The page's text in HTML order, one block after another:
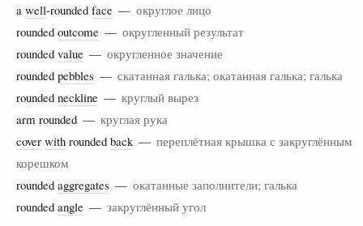
a well-rounded face — округлое лицо
rounded outcome — округленный результат
rounded value — округленное значение
rounded pebbles — скатанная галька; окатанная галька; галька
rounded neckline — круглый вырез
arm rounded — круглая рука
cover with rounded back — переплётная крышка с закруглённым
корешком
rounded aggregates — окатанные заполнители; галька
rounded angle — закруглённый угол